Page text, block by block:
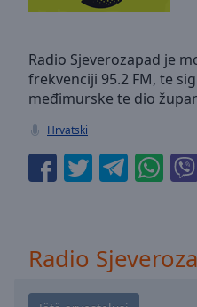
Stream
Seek to
currently
behind
Remaining
Time-
Radio Sjeverozapad je
frekvenciji 95.2 FM, te
međimurske te dio
Hrvatski
Radio